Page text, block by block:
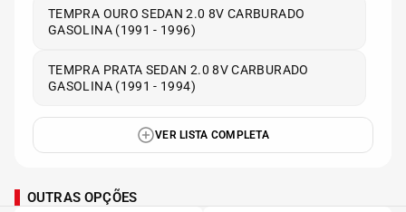
TEMPRA OURO SEDAN 2.0 8V CARBURADO
GASOLINA (1991 - 1996)
TEMPRA PRATA SEDAN 2.0 8V CARBURADO
GASOLINA (1991 - 1994)
VER LISTA COMPLETA
OUTRAS OPÇÕES